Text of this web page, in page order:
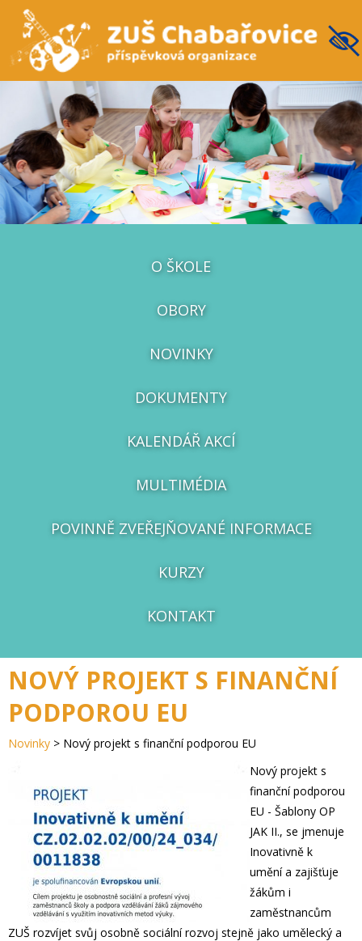
O ŠKOLE
OBORY
NOVINKY
DOKUMENTY
KALENDÁŘ AKCÍ
MULTIMÉDIA
POVINNĚ ZVEŘEJŇOVANÉ INFORMACE
KURZY
KONTAKT
NOVÝ PROJEKT S FINANČNÍ
PODPOROU EU
Novinky > Nový projekt s finanční podporou EU
Nový projekt s
finanční podporou
EU - Šablony OP
JAK II., se jmenuje
Inovativně k
umění a zajišťuje
žákům i
zaměstnancům
ZUŠ rozvíjet svůj osobně sociální rozvoj stejně jako umělecký a